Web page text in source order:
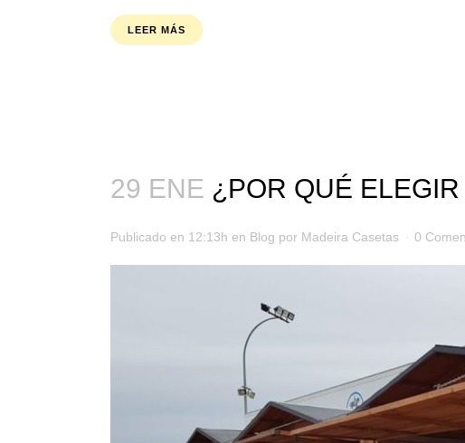
LEER MÁS
29 ENE ¿POR QUÉ
Publicado en 12:13h en Blog por Madeira Casetas 0